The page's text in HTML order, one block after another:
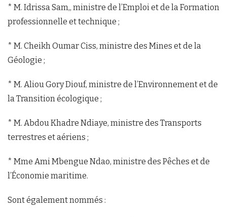
* M. Idrissa Sam,, ministre de l’Emploi et de la Formation
professionnelle et technique ;
* M. Cheikh Oumar Ciss, ministre des Mines et de la
Géologie ;
* M. Aliou Gory Diouf, ministre de l’Environnement et de
la Transition écologique ;
* M. Abdou Khadre Ndiaye, ministre des Transports
terrestres et aériens ;
* Mme Ami Mbengue Ndao, ministre des Pêches et de
l’Économie maritime.
Sont également nommés :